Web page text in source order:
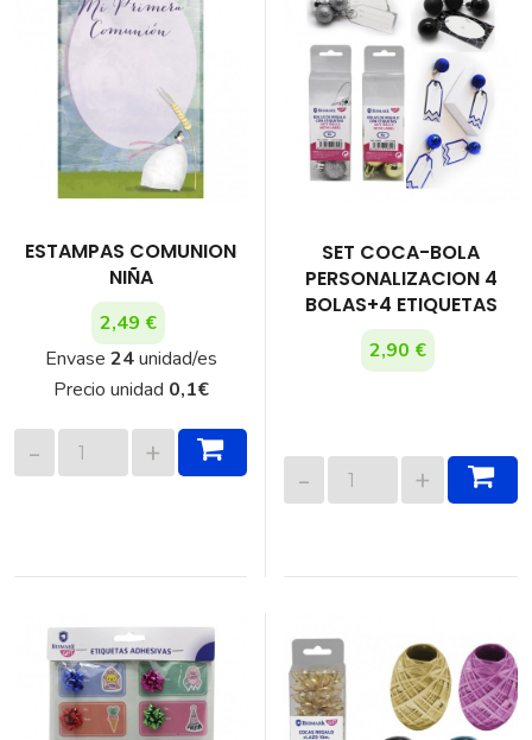
ESTAMPAS COMUNION
NIÑA
2,49 €
Envase 24unidad/es
Precio unidad 0,1€
SET COCA-BOLA
PERSONALIZACION 4
BOLAS+4 ETIQUETAS
2,90 €